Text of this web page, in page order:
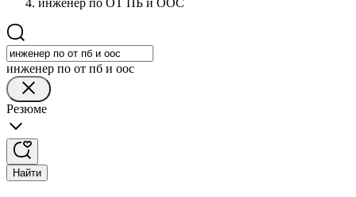
инженер по ОТ ПБ и ООС
инженер по от пб и оос
Резюме
Найти